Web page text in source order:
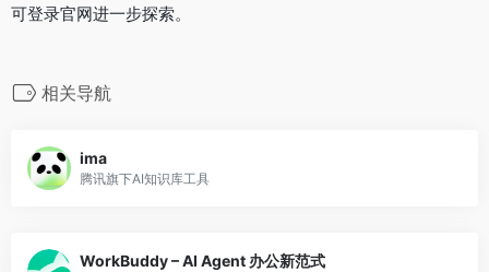
可登录官网进一步探索。
相关导航
ima
腾讯旗下AI知识库工具
WorkBuddy – AI Agent 办公新范式